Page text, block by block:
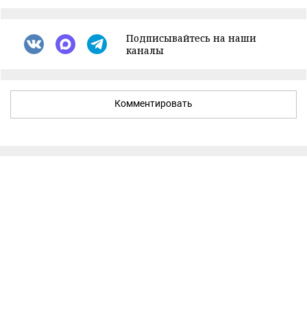
Подписывайтесь на наши
каналы
Комментировать